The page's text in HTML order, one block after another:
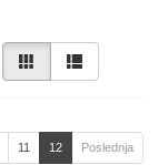
11 12 Poslednja